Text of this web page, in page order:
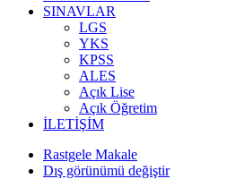
SINAVLAR
LGS
YKS
KPSS
ALES
Açık Lise
Açık Öğretim
İLETIŞIM
Rastgele Makale
Dış görünümü değiştir